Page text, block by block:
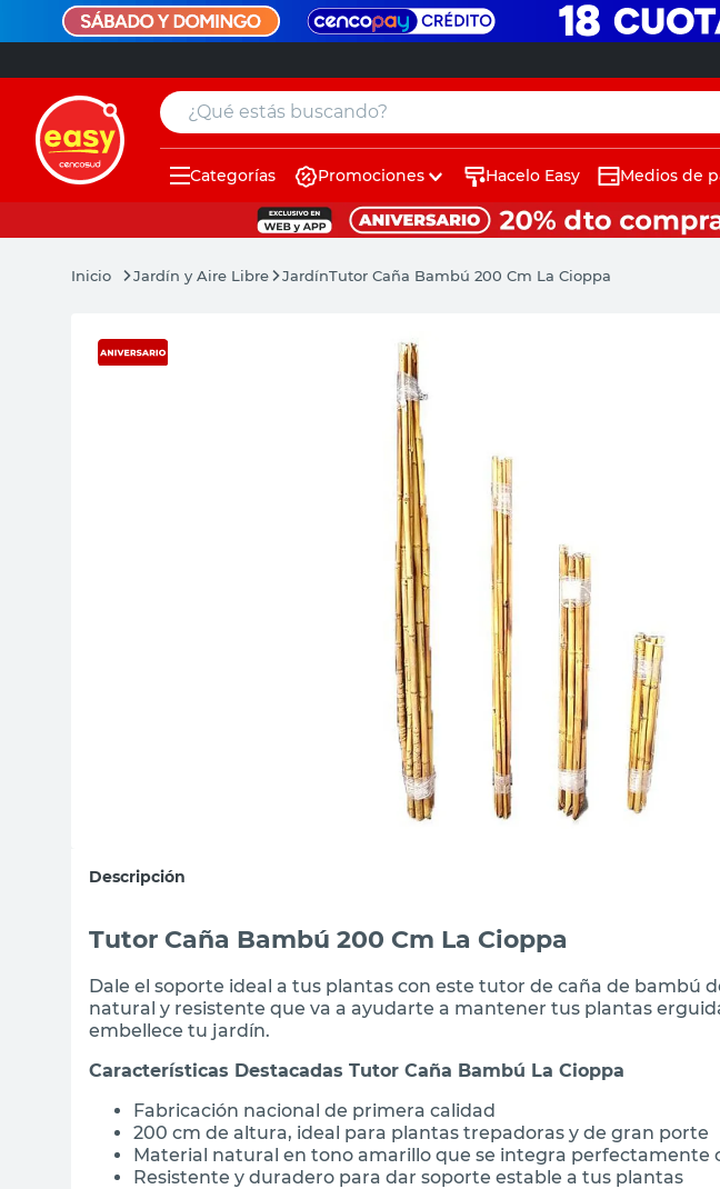
¿Qué estás buscando?
Categorías Promociones Hacelo Easy Medios de
Jardín y Aire Libre JardínTutor Caña Bambú 200 Cm La Cioppa
Descripción
Tutor Caña Bambú 200 Cm La Cioppa
Dale el soporte ideal a tus plantas con este tutor de caña de bambú
natural y resistente que va a ayudarte a mantener tus plantas
embellece tu jardín.
Características Destacadas Tutor Caña Bambú La Cioppa
Fabricación nacional de primera calidad
200 cm de altura, ideal para plantas trepadoras y de gran porte
Material natural en tono amarillo que se integra perfectamente
Resistente y duradero para dar soporte estable a tus plantas
muebles